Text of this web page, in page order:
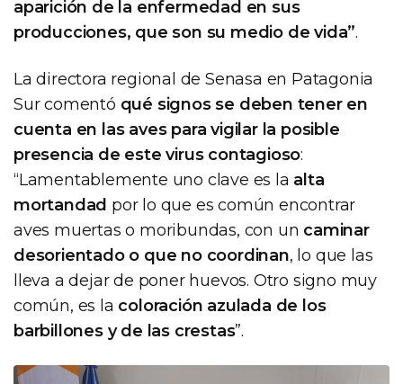
aparición de la enfermedad en sus
producciones, que son su medio de vida”.
La directora regional de Senasa en Patagonia
Sur comentó qué signos se deben tener en
cuenta en las aves para vigilar la posible
presencia de este virus contagioso:
“Lamentablemente uno clave es la alta
mortandad por lo que es común encontrar
aves muertas o moribundas, con un caminar
desorientado o que no coordinan, lo que las
lleva a dejar de poner huevos. Otro signo muy
común, es la coloración azulada de los
barbillones y de las crestas”.